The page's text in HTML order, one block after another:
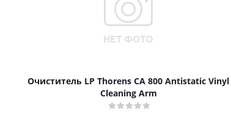
Очиститель LP Thorens CA 800 Antistatic Vinyl
Cleaning Arm